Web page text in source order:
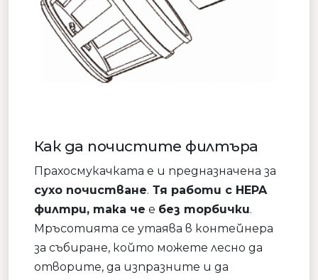
Как да почистите филтъра
Прахосмукачката е и предназначена за
сухо почистване. Тя работи с HEPA
филтри, така че е без торбички.
Мръсотията се утаява в контейнера
за събиране, който можете лесно да
отворите, да изпразните и да